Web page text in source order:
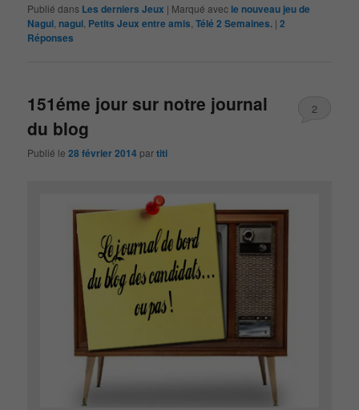
Publié dans Les derniers Jeux | Marqué avec le nouveau jeu de
Nagui nagui Petits Jeux entre amis ,Télé 2 Semaines. |2
Réponses
151éme jour sur notre journal
du blog
Publié le28 février 2014 partiti
2